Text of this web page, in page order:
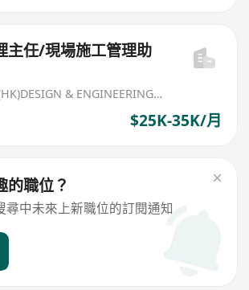
主任/現場施工管理助
UPPER LIVING (HK)DESIGN & ENGINEERING LIMITED
$25K-35K/月
的職位？
尋中未來上新職位的訂閱通知